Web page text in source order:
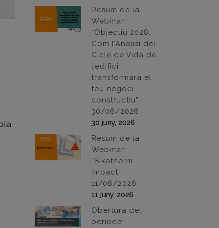
Resum de la
Webinar
“Objectiu 2028:
Com l’Anàlisi del
Cicle de Vida de
l’edifici
transformarà el
teu negoci
constructiu”
30/06/2026
30 juny, 2026
Resum de la
Webinar:
“Sikatherm
Impact”
11/06/2026
11 juny, 2026
Obertura del
període